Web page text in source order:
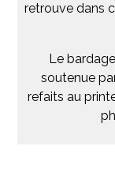
retrouve dans
Le
soutenue
refaits au